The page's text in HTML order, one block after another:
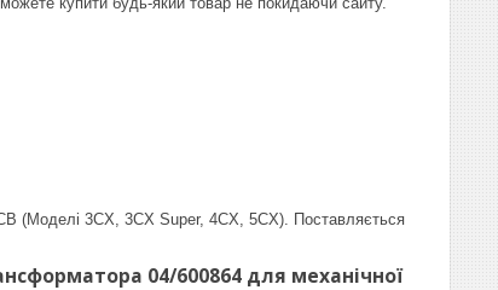
(Моделі 3CX, 3CX Super, 4CX, 5CX). Поставляється
04/600864 для механічної